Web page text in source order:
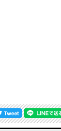
しては関東・仙台エリ
ズとなっております。
、電子マネーカード（
ーズ（全89種）は今